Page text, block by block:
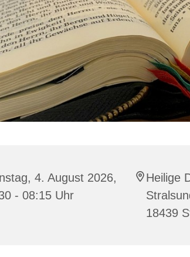
4. August 2026,
- 08:15 Uhr
Heilige
18439